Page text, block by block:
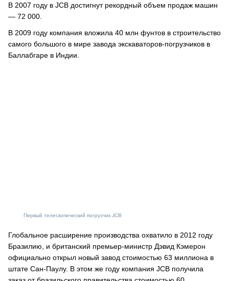
В 2007 году в JCB достигнут рекордный объем продаж машин
— 72 000.
В 2009 году компания вложила 40 млн фунтов в строительство
самого большого в мире завода экскаваторов-погрузчиков в
Баллабгаре в Индии.
Первый телескопический погрузчик JCB
Глобальное расширение производства охватило в 2012 году
Бразилию, и британский премьер-министр Дэвид Кэмерон
официально открыл новый завод стоимостью 63 миллиона в
штате Сан-Паулу. В этом же году компания JCB получила